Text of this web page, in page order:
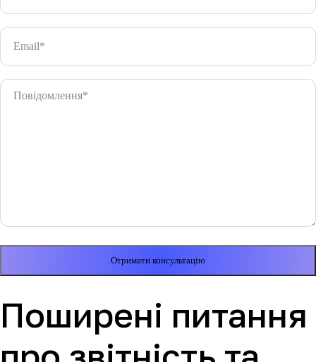
Поширені питання